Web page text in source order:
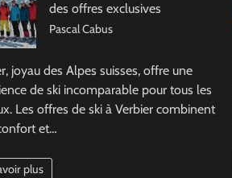
des offres exclusives
Pascal Cabus
joyau des Alpes suisses, offre une
de ski incomparable pour tous les
Les offres de ski à Verbier combinent
et…
plus